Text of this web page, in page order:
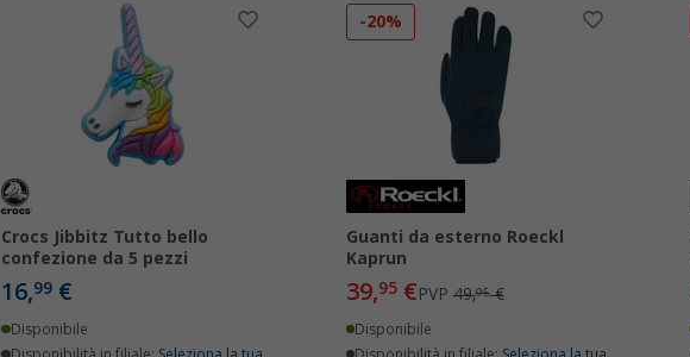
Crocs Jibbitz Tutto bello
confezione da 5 pezzi
16,99 €
Disponibile
-20%
Guanti da esterno Roeckl
Kaprun
39,95€PVP49,95€
Disponibile